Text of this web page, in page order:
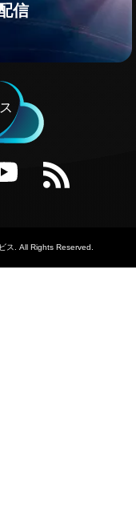
信
ス . All Rights Reserved.